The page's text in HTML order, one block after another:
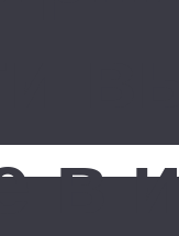
в